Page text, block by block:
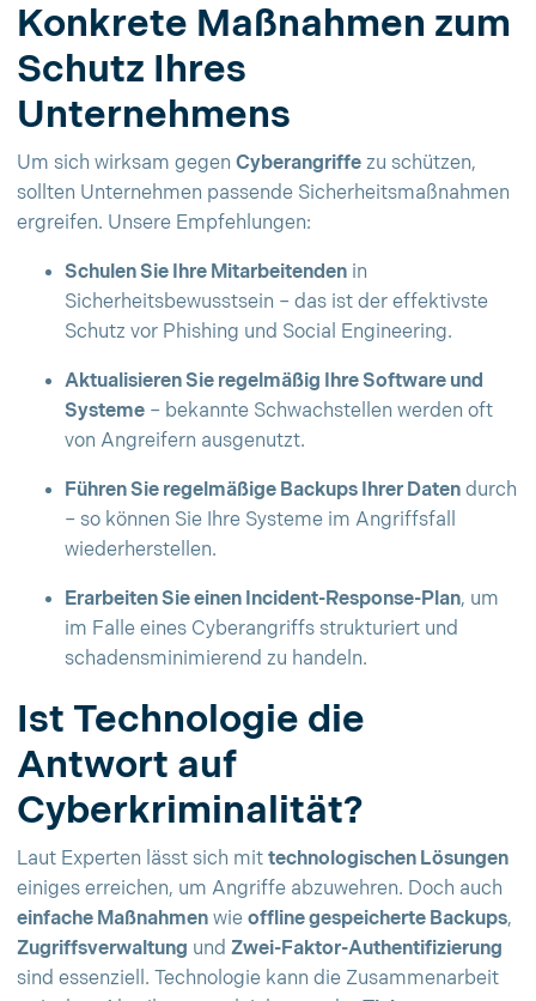
Konkrete Maßnahmen zum
Schutz Ihres
Unternehmens
Um sich wirksam gegen Cyberangriffe zu schützen,
sollten Unternehmen passende Sicherheitsmaßnahmen
ergreifen. Unsere Empfehlungen:
Schulen Sie Ihre Mitarbeitenden in
Sicherheitsbewusstsein – das ist der effektivste
Schutz vor Phishing und Social Engineering.
Aktualisieren Sie regelmäßig Ihre Software und
Systeme – bekannte Schwachstellen werden oft
von Angreifern ausgenutzt.
Führen Sie regelmäßige Backups Ihrer Daten durch
– so können Sie Ihre Systeme im Angriffsfall
wiederherstellen.
Erarbeiten Sie einen Incident-Response-Plan, um
im Falle eines Cyberangriffs strukturiert und
schadensminimierend zu handeln.
Ist Technologie die
Antwort auf
Cyberkriminalität?
Laut Experten lässt sich mit technologischen Lösungen
einiges erreichen, um Angriffe abzuwehren. Doch auch
einfache Maßnahmen wie offline gespeicherte Backups,
Zugriffsverwaltung und Zwei-Faktor-Authentifizierung
sind essenziell. Technologie kann die Zusammenarbeit